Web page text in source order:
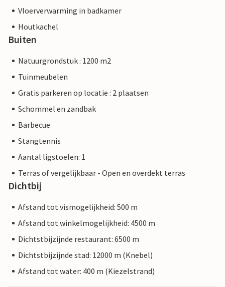
Vloerverwarming in badkamer
Houtkachel
Buiten
Natuurgrondstuk : 1200 m2
Tuinmeubelen
Gratis parkeren op locatie : 2 plaatsen
Schommel en zandbak
Barbecue
Stangtennis
Aantal ligstoelen: 1
Terras of vergelijkbaar - Open en overdekt terras
Dichtbij
Afstand tot vismogelijkheid: 500 m
Afstand tot winkelmogelijkheid: 4500 m
Dichtstbijzijnde restaurant: 6500 m
Dichtstbijzijnde stad: 12000 m (Knebel)
Afstand tot water: 400 m (Kiezelstrand)